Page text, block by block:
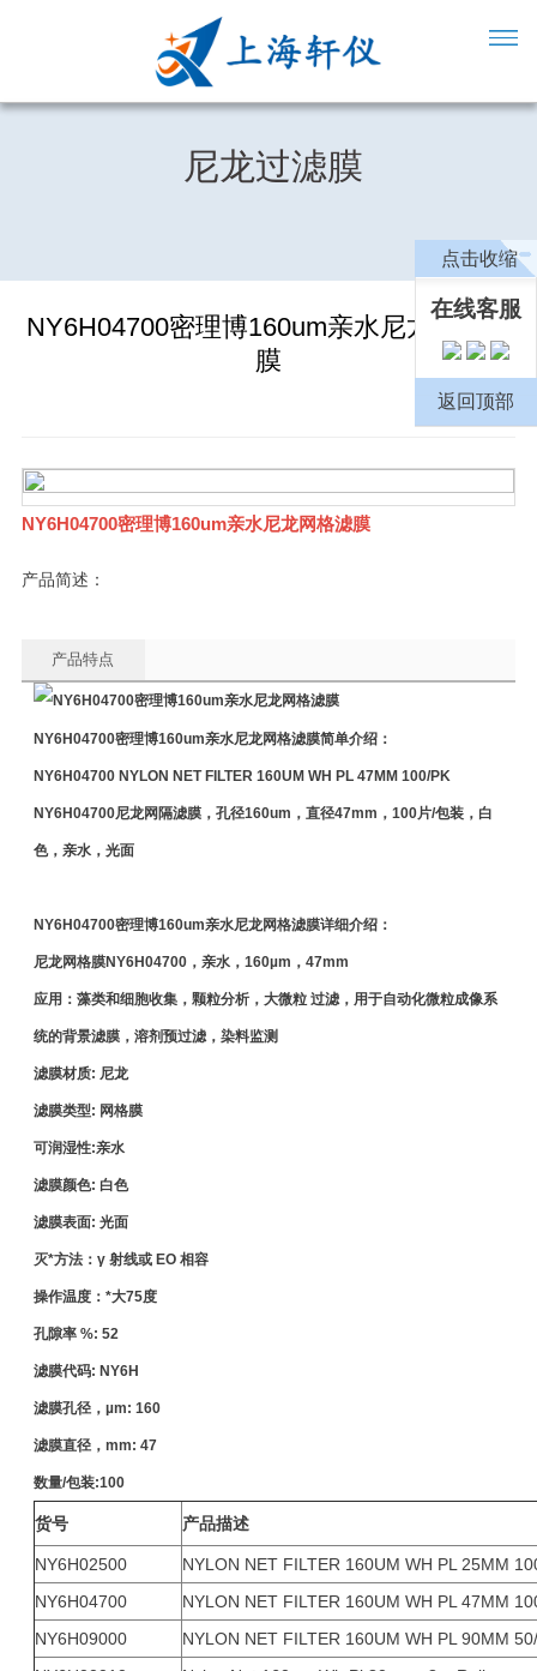
尼龙过滤膜
NY6H04700密理博160um亲水尼龙网格滤
膜
NY6H04700密理博160um亲水尼龙网格滤膜
产品简述：
产品特点
NY6H04700密理博160um亲水尼龙网格滤膜简单介绍：
NY6H04700 NYLON NET FILTER 160UM WH PL 47MM 100/PK
NY6H04700尼龙网隔滤膜，孔径160um，直径47mm，100片/包装，白
色，亲水，光面
NY6H04700密理博160um亲水尼龙网格滤膜详细介绍：
尼龙网格膜NY6H04700，亲水，160µm，47mm
应用：藻类和细胞收集，颗粒分析，大微粒 过滤，用于自动化微粒成像系
统的背景滤膜，溶剂预过滤，染料监测
滤膜材质: 尼龙
滤膜类型: 网格膜
可润湿性:亲水
滤膜颜色: 白色
滤膜表面: 光面
灭*方法：γ 射线或 EO 相容
操作温度：*大75度
孔隙率 %: 52
滤膜代码: NY6H
滤膜孔径，µm: 160
滤膜直径，mm: 47
数量/包装:100
货号 产品描述
NY6H02500
NYLON NET FILTER 160UM WH PL 25MM
NY6H04700
NYLON NET FILTER 160UM WH PL 47MM
NY6H09000
NYLON NET FILTER 160UM WH PL 90MM
点击收缩
在线客服
返回顶部